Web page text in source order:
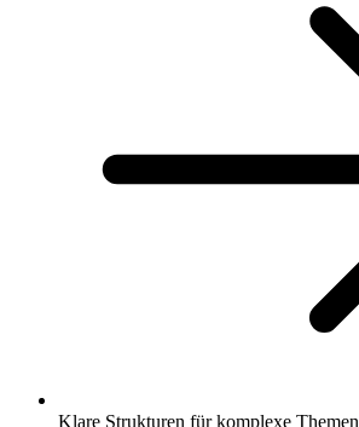
Klare Strukturen für komplexe Themen